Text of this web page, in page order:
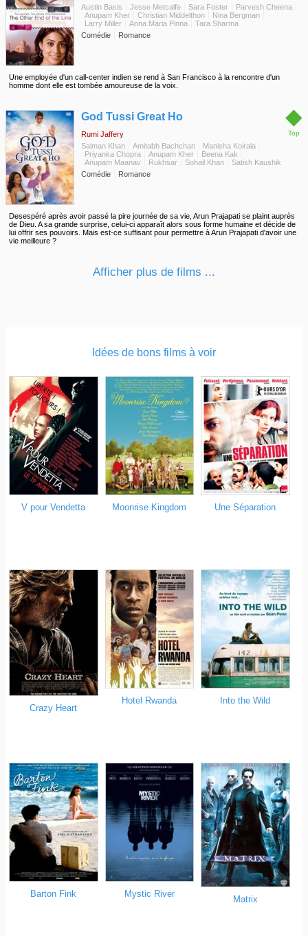
Austin Basis
Jesse Metcalfe Sara Foster
Parvesh Cheena
Anupam Kher
Christian Middelthon
Nina Bergman
Larry Miller
Anna Maria Pinna
Tara Sharma
Comédie
Romance
Une employée d'un call-center indien se rend à San Francisco à la rencontre d'un
homme dont elle est tombée amoureuse de la voix.
◆
Top
God Tussi Great Ho
Rumi Jaffery
Salman Khan
Amitabh Bachchan
Manisha Koirala
Priyanka Chopra
Anupam Kher
Beena Kak
Anupam Maanav
Rukhsar Sohail Khan
Satish Kaushik
Comédie
Romance
Desespéré après avoir passé la pire journée de sa vie, Arun Prajapati se plaint auprès
de Dieu. A sa grande surprise, celui-ci apparaît alors sous forme humaine et décide de
lui offrir ses pouvoirs. Mais est-ce suffisant pour permettre à Arun Prajapati d'avoir une
vie meilleure ?
Afficher plus de films ...
Idées de bons films à voir
V pour Vendetta Moonrise Kingdom Une Séparation
Crazy Heart
Hotel Rwanda Into the Wild
Barton Fink Mystic River
Matrix